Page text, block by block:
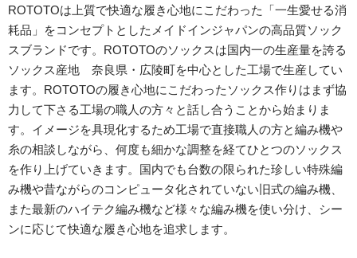
ROTOTOは上質で快適な履き心地にこだわった「一生愛せる消
耗品」をコンセプトとしたメイドインジャパンの高品質ソック
スブランドです。ROTOTOのソックスは国内一の生産量を誇る
ソックス産地 奈良県・広陵町を中心とした工場で生産してい
ます。ROTOTOの履き心地にこだわったソックス作りはまず協
力して下さる工場の職人の方々と話し合うことから始まりま
す。イメージを具現化するため工場で直接職人の方と編み機や
糸の相談しながら、何度も細かな調整を経てひとつのソックス
を作り上げていきます。国内でも台数の限られた珍しい特殊編
み機や昔ながらのコンピュータ化されていない旧式の編み機、
また最新のハイテク編み機など様々な編み機を使い分け、シー
ンに応じて快適な履き心地を追求します。